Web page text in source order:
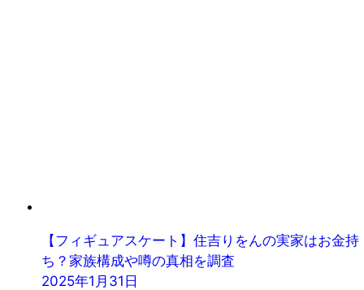
【フィギュアスケート】住吉りをんの実家はお金持
ち？家族構成や噂の真相を調査
2025年1月31日